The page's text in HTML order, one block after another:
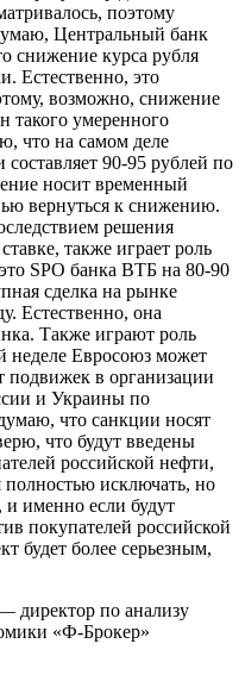
поэтому
Центральный банк
снижение курса рубля
Естественно, это
возможно, снижение
такого умеренного
что на самом деле
90-95 рублей по
носит временный
вернуться к снижению.
решения
также играет роль
SPO банка ВТБ на 80-90
сделка на рынке
Естественно, она
Также играют роль
неделе Евросоюз может
подвижек в организации
и Украины по
что санкции носят
что будут введены
российской нефти,
исключать, но
именно если будут
покупателей российской
будет более серьезным,
директор по анализу
«Ф-Брокер»